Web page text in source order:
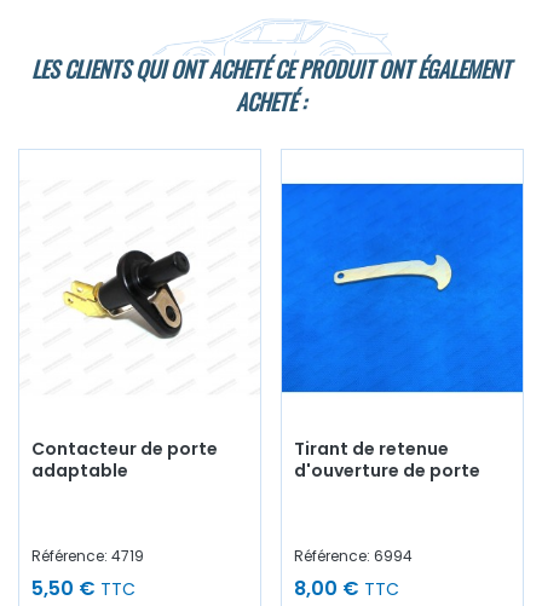
LES CLIENTS QUI ONT ACHETÉ CE PRODUIT ONT ÉGALEMENT
ACHETÉ :
Contacteur de porte
adaptable
Référence: 4719
5,50 € TTC
Tirant de retenue
d'ouverture de porte
Référence: 6994
8,00 € TTC